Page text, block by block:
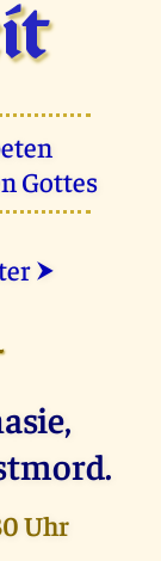
Gottes
⮞
Uhr